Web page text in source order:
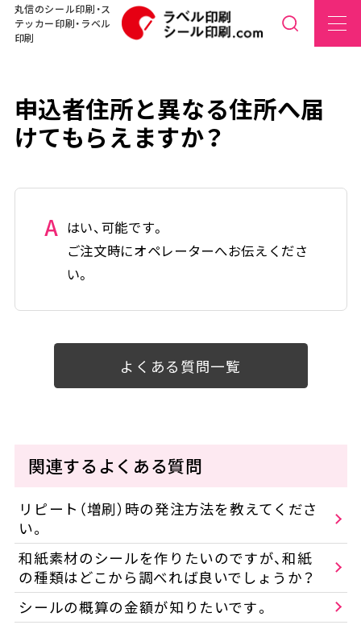
丸信のシール印刷・ス
テッカー印刷・ラベル
印刷
申込者住所と異なる住所へ届
けてもらえますか？
A はい、可能です。
ご注文時にオペレーターへお伝えくださ
い。
よくある質問一覧
関連するよくある質問
リピート（増刷）時の発注方法を教えてくださ
い。
和紙素材のシールを作りたいのですが、和紙
の種類はどこから調べれば良いでしょうか？
シールの概算の金額が知りたいです。